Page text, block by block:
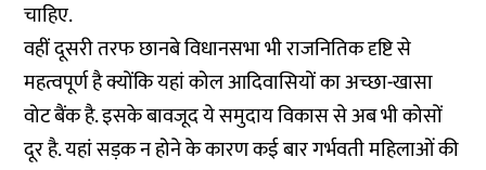
चाहिए.
वहीं दूसरी तरफ छानबे विधानसभा भी राजनितिक दृष्टि से
महत्वपूर्ण है क्योंकि यहां कोल आदिवासियों का अच्छा-खासा
वोट बैंक है. इसके बावजूद ये समुदाय विकास से अब भी कोसों
दूर है. यहां सड़क न होने के कारण कई बार गर्भवती महिलाओं की